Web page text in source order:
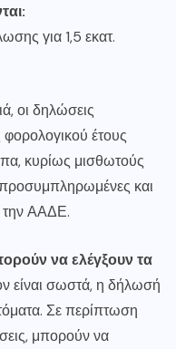
για 1,5 εκατ.
οι δηλώσεις
έτους
κυρίως μισθωτούς
προσυμπληρωμένες και
την ΑΑΔΕ.
να ελέγξουν τα
είναι σωστά, η δήλωσή
Σε περίπτωση
μπορούν να